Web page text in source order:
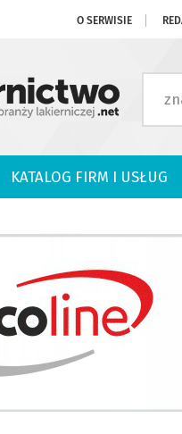
O SERWISIE
KATALOG FIRM I USŁUG